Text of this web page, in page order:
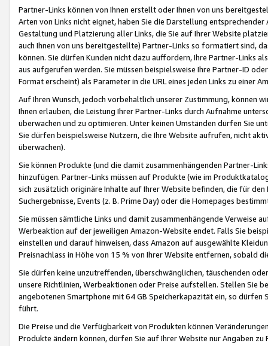
Partner-Links können von Ihnen erstellt oder Ihnen von uns
Arten von Links nicht eignet, haben Sie die Darstellung
Gestaltung und Platzierung aller Links, die Sie auf Ihrer Website
auch Ihnen von uns bereitgestellte) Partner-Links so formatiert sind,
können. Sie dürfen Kunden nicht dazu auffordern, Ihre Partner-Links
aus aufgerufen werden. Sie müssen beispielsweise Ihre Partner-ID
Format erscheint) als Parameter in die URL eines jeden Links zu einer
Auf Ihren Wunsch, jedoch vorbehaltlich unserer Zustimmung, können
Ihnen erlauben, die Leistung Ihrer Partner-Links durch Aufnahme
überwachen und zu optimieren. Unter keinen Umständen dürfen Sie
Sie dürfen beispielsweise Nutzern, die Ihre Website aufrufen, nicht
überwachen).
Sie können Produkte (und die damit zusammenhängenden Partner-
hinzufügen. Partner-Links müssen auf Produkte (wie im
sich zusätzlich originäre Inhalte auf Ihrer Website befinden, die für
Suchergebnisse, Events (z. B. Prime Day) oder die Homepages
Sie müssen sämtliche Links und damit zusammenhängende
Werbeaktion auf der jeweiligen Amazon-Website endet. Falls Sie
einstellen und darauf hinweisen, dass Amazon auf ausgewählte
Preisnachlass in Höhe von 15 % von Ihrer Website entfernen, sobald
Sie dürfen keine unzutreffenden, überschwänglichen, täuschenden
unsere Richtlinien, Werbeaktionen oder Preise aufstellen. Stellen Sie
angebotenen Smartphone mit 64 GB Speicherkapazität ein, so dürfen
führt.
Die Preise und die Verfügbarkeit von Produkten können
Produkte ändern können, dürfen Sie auf Ihrer Website nur Angaben